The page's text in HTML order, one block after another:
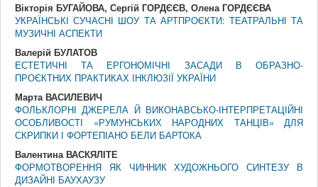
Вікторія БУГАЙОВА, Сергій ГОРДЄЄВ, Олена ГОРДЄЄВА
УКРАЇНСЬКІ СУЧАСНІ ШОУ ТА АРТПРОЄКТИ: ТЕАТРАЛЬНІ ТА
МУЗИЧНІ АСПЕКТИ
Валерій БУЛАТОВ
ЕСТЕТИЧНІ ТА ЕРГОНОМІЧНІ ЗАСАДИ В ОБРАЗНО-
ПРОЄКТНИХ ПРАКТИКАХ ІНКЛЮЗІЇ УКРАЇНИ
Марта ВАСИЛЕВИЧ
ФОЛЬКЛОРНІ ДЖЕРЕЛА Й ВИКОНАВСЬКО-ІНТЕРПРЕТАЦІЙНІ
ОСОБЛИВОСТІ «РУМУНСЬКИХ НАРОДНИХ ТАНЦІВ» ДЛЯ
СКРИПКИ І ФОРТЕПІАНО БЕЛИ БАРТОКА
Валентина ВАСКЯЛІТЕ
ФОРМОТВОРЕННЯ ЯК ЧИННИК ХУДОЖНЬОГО СИНТЕЗУ В
ДИЗАЙНІ БАУХАУЗУ